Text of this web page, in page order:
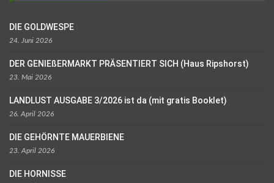
DIE GOLDWESPE
24. Juni 2026
DER GENIEßERMARKT PRÄSENTIERT SICH (Haus Ripshorst)
23. Mai 2026
LANDLUST AUSGABE 3/2026 ist da (mit gratis Booklet)
26. April 2026
DIE GEHÖRNTE MAUERBIENE
23. April 2026
DIE HORNISSE